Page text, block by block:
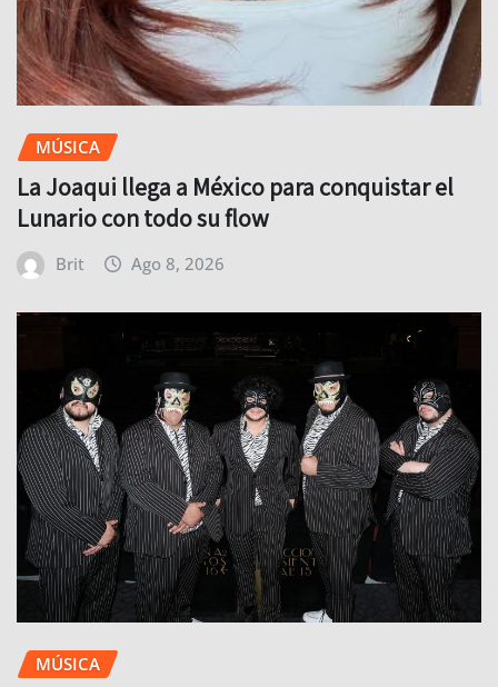
MÚSICA
La Joaqui llega a México para conquistar el
Lunario con todo su flow
Brit Ago 8, 2026
MÚSICA